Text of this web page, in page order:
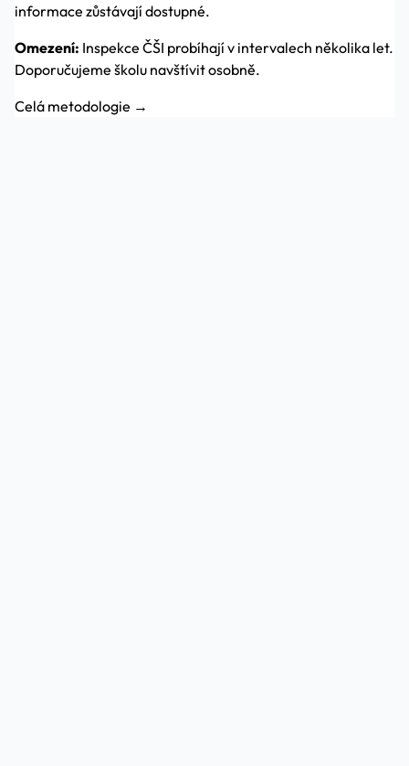
informace zůstávají dostupné.
Omezení: Inspekce ČŠI probíhají v intervalech několika let.
Doporučujeme školu navštívit osobně.
Celá metodologie →